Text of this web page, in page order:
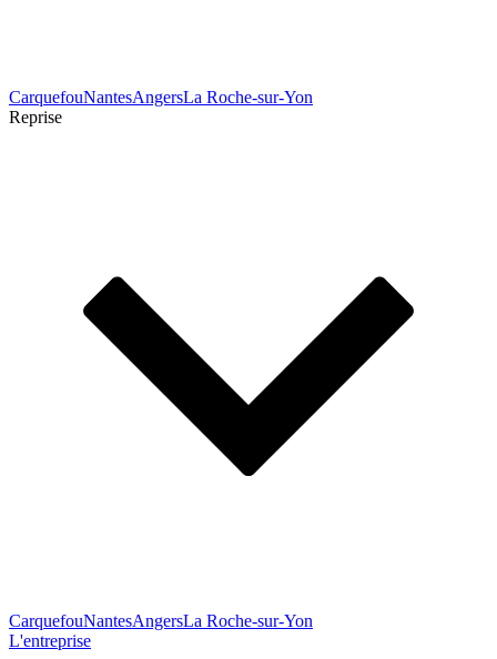
CarquefouNantesAngersLa Roche-sur-Yon
Reprise
CarquefouNantesAngersLa Roche-sur-Yon
L'entreprise